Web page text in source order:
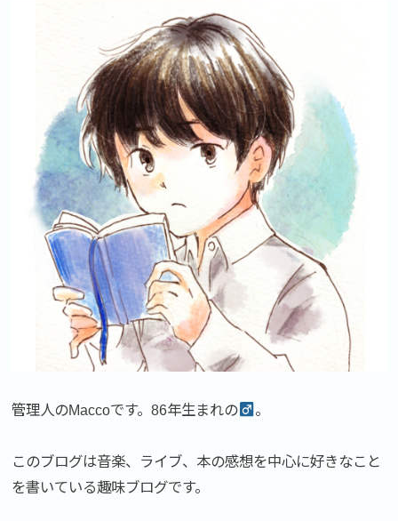
管理人のMaccoです。86年生まれの 。
このブログは音楽、ライブ、本の感想を中心に好きなこと
を書いている趣味ブログです。